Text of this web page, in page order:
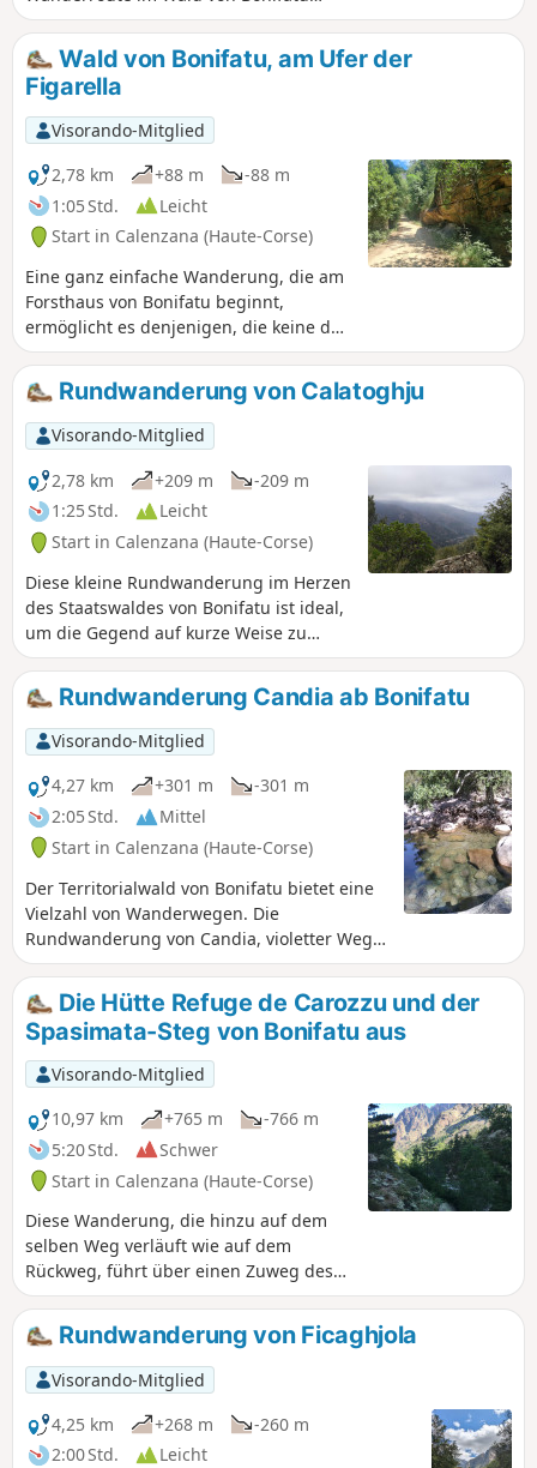
ausgewiesene Finochi-Schleife führt
durch Macchia und Kiefernwald. Die
Strecke ist in der angegebenen
Richtung vormittags schattig, für alle
Altersgruppen geeignet und durch rote
Markierungen gut ausgeschildert.
Wald von Bonifatu, am Ufer der
Figarella
Visorando-Mitglied
2,78 km
+88 m
-88 m
1:05 Std.
Leicht
Start in Calenzana (Haute-Corse)
Eine ganz einfache Wanderung, die am
Forsthaus von Bonifatu beginnt,
ermöglicht es denjenigen, die keine der
zahlreichen, recht technischen
Wanderungen von diesem
wunderschönen Ort aus unternehmen
möchten oder können, einen
geschützten Naturraum zu entdecken.
Die Wanderung folgt dem Talgrund und
ist nicht schwierig, bietet aber sehr
schöne Ausblicke auf die umliegenden
Gipfel und die Möglichkeit, im darunter
liegenden Fluss zu baden. In diesem
Fall ist der Zugang jedoch manchmal
etwas akrobatisch.
Rundwanderung von Calatoghju
Visorando-Mitglied
2,78 km
+209 m
-209 m
1:25 Std.
Leicht
Start in Calenzana (Haute-Corse)
Diese kleine Rundwanderung im Herzen
des Staatswaldes von Bonifatu ist ideal,
um die Gegend auf kurze Weise zu
entdecken. Die Rundwanderung führt
an den Ruinen des Schlosses von Prinz
Pierre Bonaparte vorbei und bietet
schattige Abschnitte. Der Rundweg ist
grün markiert.
Rundwanderung Candia ab Bonifatu
Visorando-Mitglied
4,27 km
+301 m
-301 m
2:05 Std.
Mittel
Start in Calenzana (Haute-Corse)
Der Territorialwald von Bonifatu bietet eine
Vielzahl von Wanderwegen. Die
Rundwanderung von Candia, violetter Weg,
ist ideal für einen kurzen Spaziergang.
Wenn Sie in der hier vorgeschlagenen
Richtung starten, können Sie die
Wanderung mit einer Erfrischung im Fluss
beenden. Perfekt für Familien oder
Anfänger. Sehr schattig.
Die Hütte Refuge de Carozzu und der
Spasimata-Steg von Bonifatu aus
Visorando-Mitglied
10,97 km
+765 m
-766 m
5:20 Std.
Schwer
Start in Calenzana (Haute-Corse)
Diese Wanderung, die hinzu auf dem
selben Weg verläuft wie auf dem
Rückweg, führt über einen Zuweg des
GR®20 von Bonifatu aus. Sie führt zu
der beeindruckenden Fußgängerbrücke
von Spasimata.
Rundwanderung von Ficaghjola
Visorando-Mitglied
4,25 km
+268 m
-260 m
2:00 Std.
Leicht